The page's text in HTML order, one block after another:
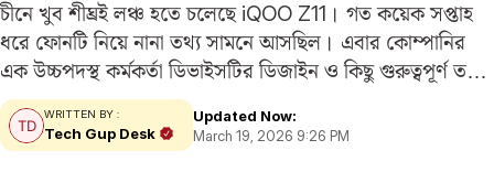
চীনে খুব শীঘ্রই লঞ্চ হতে চলেছে iQOO Z11। গত কয়েক সপ্তাহ
ধরে ফোনটি নিয়ে নানা তথ্য সামনে আসছিল। এবার কোম্পানির
এক উচ্চপদস্থ কর্মকর্তা ডিভাইসটির ডিজাইন ও কিছু গুরুত্বপূর্ণ তথ্য
প্রকাশ করলেন। চীনের জনপ্রিয় মাইক্রোব্লগিং প্ল্যাটফর্ম উইবো -তে
শুক্রবার আইকোর প্রোডাক্ট…
WRITTEN BY :
Tech Gup Desk
Updated Now:
March 19, 2026 9:26 PM